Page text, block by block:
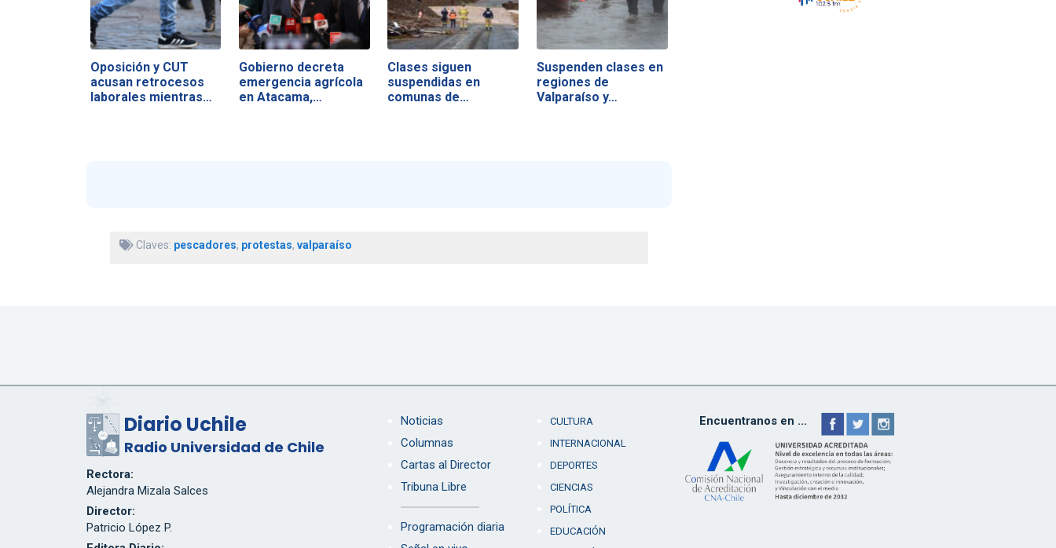
Oposición y CUT
acusan retrocesos
laborales mientras…
Gobierno decreta
emergencia agrícola
en Atacama,…
Clases siguen
suspendidas en
comunas de
Suspenden clases en
regiones de
Valparaíso y…
Claves: pescadores, protestas, valparaíso
Diario Uchile
Radio Universidad de Chile
Rectora:
Alejandra Mizala Salces
Director:
Patricio López P.
Noticias
Columnas
Cartas al Director
Tribuna Libre
Programación diaria
CULTURA
INTERNACIONAL
DEPORTES
CIENCIAS
POLÍTICA
EDUCACIÓN
Encuentranos en ...